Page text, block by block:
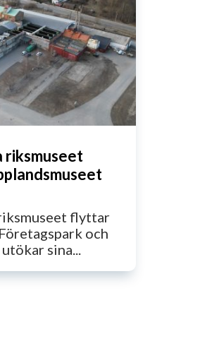
riksmuseet
flyttar
och
sina...